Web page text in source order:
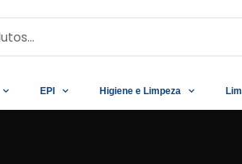
EPI Higiene e Limpeza